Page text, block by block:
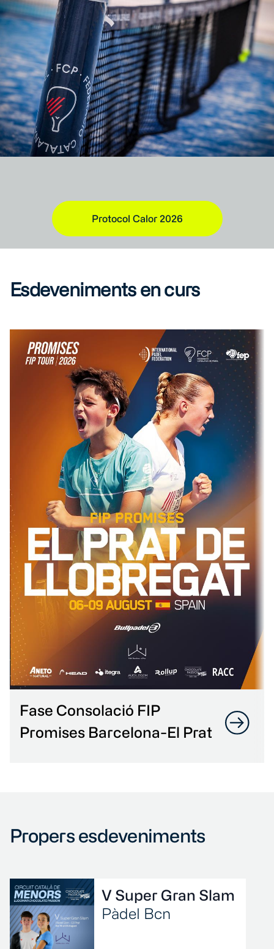
Protocol Calor 2026
Esdeveniments en curs
Fase Consolació FIP
Promises Barcelona-El Prat
Propers esdeveniments
V Super Gran Slam
Pàdel Bcn